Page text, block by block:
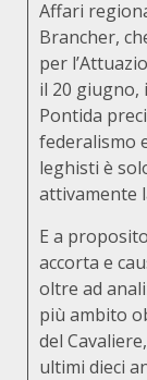
Affari
Brancher,
per
il 20 giugno,
Pontida
federalismo
leghisti è
attivamente
E a
accorta e
oltre ad
più ambito
del
ultimi dieci